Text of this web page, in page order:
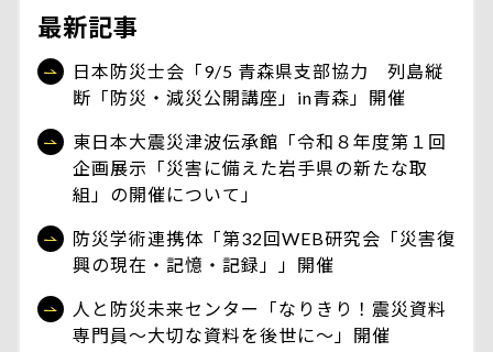
最新記事
日本防災士会「9/5 青森県支部協力 列島縦
断「防災・減災公開講座」in青森」開催
東日本大震災津波伝承館「令和８年度第１回
企画展示「災害に備えた岩手県の新たな取
組」の開催について」
防災学術連携体「第32回WEB研究会「災害復
興の現在・記憶・記録」」開催
人と防災未来センター「なりきり！震災資料
専門員～大切な資料を後世に～」開催